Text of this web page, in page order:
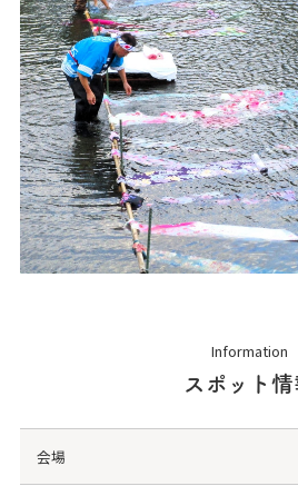
Information
スポット情
会場